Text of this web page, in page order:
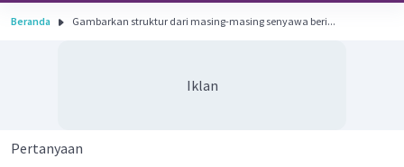
Beranda Gambarkan struktur dari masing-masing senyawa beri...
Iklan
Pertanyaan